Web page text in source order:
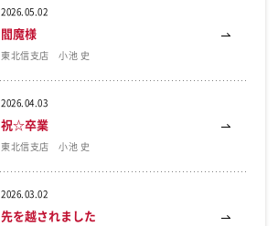
2026.05.02
東北信支店 小池 史
閻魔様
2026.04.03
東北信支店 小池 史
祝☆卒業
2026.03.02
先を越されました